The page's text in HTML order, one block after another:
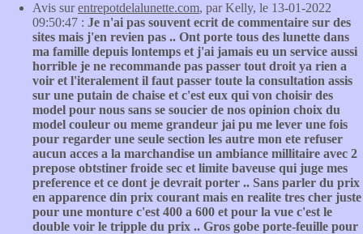
Avis surentrepotdelalunette.com, par Kelly, le 13-01-2022
09:50:47 : Je n'ai pas souvent ecrit de commentaire sur des
sites mais j'en revien pas .. Ont porte tous des lunette dans
ma famille depuis lontemps et j'ai jamais eu un service aussi
horrible je ne recommande pas passer tout droit ya rien a
voir et l'iteralement il faut passer toute la consultation assis
sur une putain de chaise et c'est eux qui von choisir des
model pour nous sans se soucier de nos opinion choix du
model couleur ou meme grandeur jai pu me lever une fois
pour regarder une seule section les autre mon ete refuser
aucun acces a la marchandise un ambiance millitaire avec 2
prepose obtstiner froide sec et limite baveuse qui juge mes
preference et ce dont je devrait porter .. Sans parler du prix
en apparence din prix courant mais en realite tres cher juste
pour une monture c'est 400 a 600 et pour la vue c'est le
double voir le tripple du prix .. Gros gobe porte-feuille pour